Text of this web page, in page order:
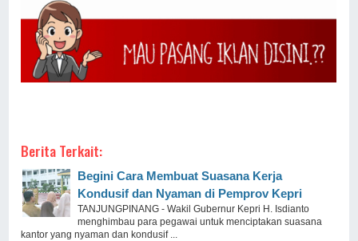
Berita Terkait:
Begini Cara Membuat Suasana Kerja
Kondusif dan Nyaman di Pemprov Kepri
TANJUNGPINANG - Wakil Gubernur Kepri H. Isdianto
menghimbau para pegawai untuk menciptakan suasana
kantor yang nyaman dan kondusif ...